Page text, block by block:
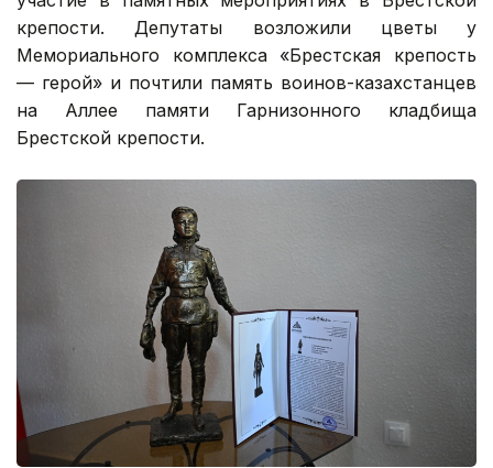
крепости. Депутаты возложили цветы у
Мемориального комплекса «Брестская крепость
— герой» и почтили память воинов-казахстанцев
на Аллее памяти Гарнизонного кладбища
Брестской крепости.